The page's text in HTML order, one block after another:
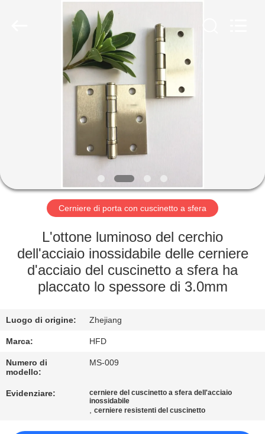
PRODOTTI
CIRCA
NOI
GIRO
DELLA
FABBRICA
DI
QUALITÀ
Cerniere di porta con cuscinetto a sfera
L'ottone luminoso del cerchio
dell'acciaio inossidabile delle cerniere
d'acciaio del cuscinetto a sfera ha
placcato lo spessore di 3.0mm
Luogo di origine: Zhejiang
Marca: HFD
Numero di
modello:
MS-009
Evidenziare:
cerniere del cuscinetto a sfera dell'acciaio
inossidabile
,cerniere resistenti del cuscinetto